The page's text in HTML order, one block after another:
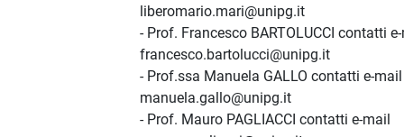
liberomario.mari@unipg.it
- Prof. Francesco BARTOLUCCI contatti
francesco.bartolucci@unipg.it
- Prof.ssa Manuela GALLO contatti e-mail
manuela.gallo@unipg.it
- Prof. Mauro PAGLIACCI contatti e-mail